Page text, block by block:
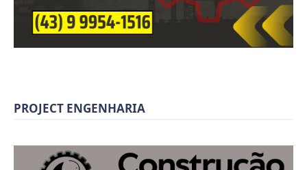
PROJECT ENGENHARIA